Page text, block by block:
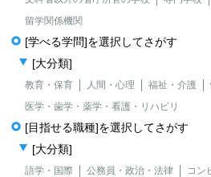
留学関係機関
[学べる学問]を選択してさがす
[大分類]
教育・保育 人間・心理 福祉・介護
医学・歯学・薬学・看護・リハビリ
[目指せる職種]を選択してさがす
[大分類]
語学・国際 公務員・政治・法律
コン